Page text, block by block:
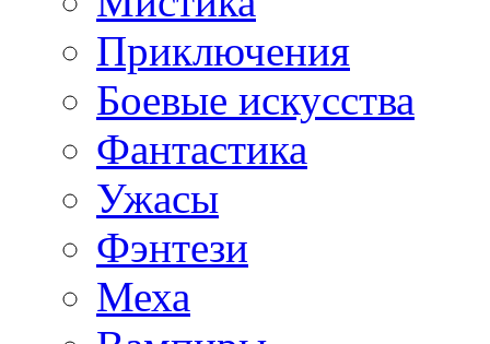
Приключения
Боевые искусства
Фантастика
Ужасы
Фэнтези
Меха